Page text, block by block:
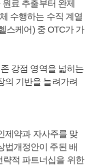
료 추출부터 완제
수행하는 수직 계열
스케어) 중 OTC가 가
강점 영역을 넓히는
의 기반을 늘려가려
제약과 자사주를 맞
법개정안이 주된 배
적 파트너십을 위한